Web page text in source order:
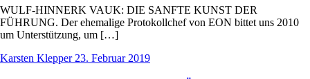
WULF-HINNERK VAUK: DIE SANFTE KUNST DER
FÜHRUNG. Der ehemalige Protokollchef von EON bittet uns 2010
um Unterstützung, um […]
Karsten Klepper 23. Februar 2019